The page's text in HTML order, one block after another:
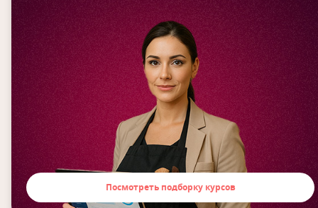
Посмотреть подборку курсов